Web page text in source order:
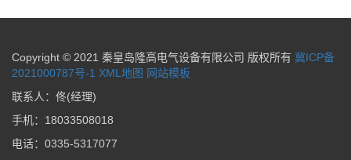
Copyright © 2021 秦皇岛隆高电气设备有限公司 版权所有 冀ICP备
2021000787号-1 XML地图 网站模板
联系人：佟(经理)
手机：18033508018
电话：0335-5317077